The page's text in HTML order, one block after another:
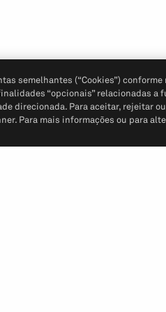
semelhantes (“Cookies”)
“opcionais” relacionadas a
direcionada. Para aceitar, rejeitar
Para mais informações ou para